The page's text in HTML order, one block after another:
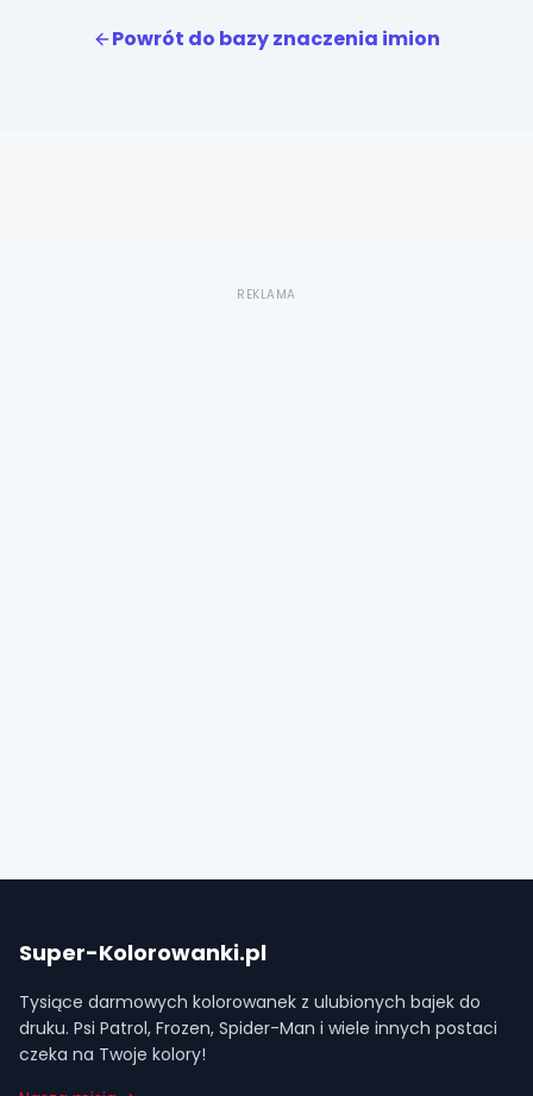
najtwardszy, lśniący diament.
Powrót do bazy znaczenia imion
REKLAMA
Super-Kolorowanki.pl
Tysiące darmowych kolorowanek z ulubionych bajek do
druku. Psi Patrol, Frozen, Spider-Man i wiele innych postaci
czeka na Twoje kolory!